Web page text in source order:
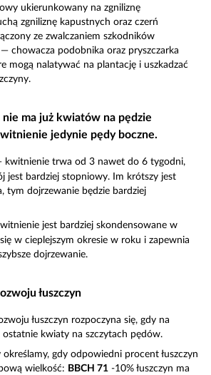
ukierunkowany na zgniliznę
zgniliznę kapustnych oraz czerń
ze zwalczaniem szkodników
chowacza podobnika oraz pryszczarka
mogą nalatywać na plantację i uszkadzać
ma już kwiatów na pędzie
jedynie pędy boczne.
trwa od 3 nawet do 6 tygodni,
jest bardziej stopniowy. Im krótszy jest
tym dojrzewanie będzie bardziej
jest bardziej skondensowane w
w cieplejszym okresie w roku i zapewnia
dojrzewanie.
łuszczyn
łuszczyn rozpoczyna się, gdy na
kwiaty na szczytach pędów.
określamy, gdy odpowiedni procent łuszczyn
wielkość: BBCH 71 -10% łuszczyn ma